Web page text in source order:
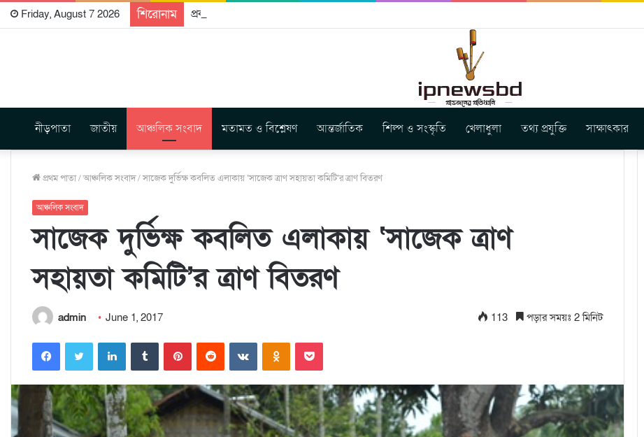
Friday, August 7 2026 শিরোনাম প্রকাশিত হতে যাচ্ছে দি রাবুগার নতুন গান ‘Baljanggi’
নীড়পাতা জাতীয় আঞ্চলিক সংবাদ মতামত ও বিশ্লেষণ আন্তর্জাতিক শিল্প ও সংস্কৃতি খেলাধুলা তথ্য প্রযুক্তি সাক্ষাৎকার
প্রথম পাতা/আঞ্চলিক সংবাদ/সাজেক দুর্ভিক্ষ কবলিত এলাকায় ‘সাজেক ত্রাণ সহায়তা কমিটি’র ত্রাণ বিতরণ
আঞ্চলিক সংবাদ
সাজেক দুর্ভিক্ষ কবলিত এলাকায় ‘সাজেক ত্রাণ
সহায়তা কমিটি’র ত্রাণ বিতরণ
admin June 1, 2017 113 পড়ার সময়ঃ 2 মিনিট